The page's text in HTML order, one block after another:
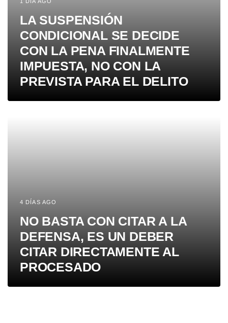
LA SUSPENSIÓN
CONDICIONAL SE DECIDE
CON LA PENA FINALMENTE
IMPUESTA, NO CON LA
PREVISTA PARA EL DELITO
4 DÍAS AGO
NO BASTA CON CITAR A LA
DEFENSA, ES UN DEBER
CITAR DIRECTAMENTE AL
PROCESADO